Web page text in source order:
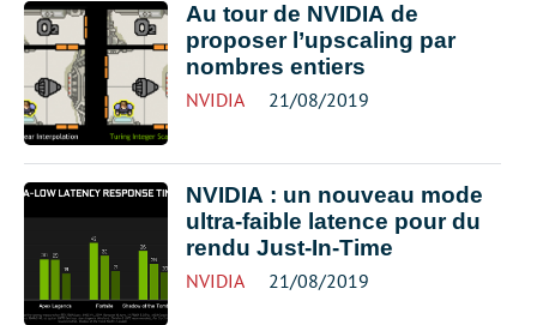
Au tour de NVIDIA de
proposer l’upscaling par
nombres entiers
NVIDIA 21/08/2019
NVIDIA : un nouveau mode
ultra-faible latence pour du
rendu Just-In-Time
NVIDIA 21/08/2019